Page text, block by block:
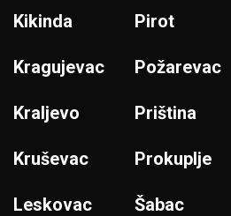
Kikinda
Kragujevac
Kraljevo
Kruševac
Leskovac
Pirot
Požarevac
Priština
Prokuplje
Šabac